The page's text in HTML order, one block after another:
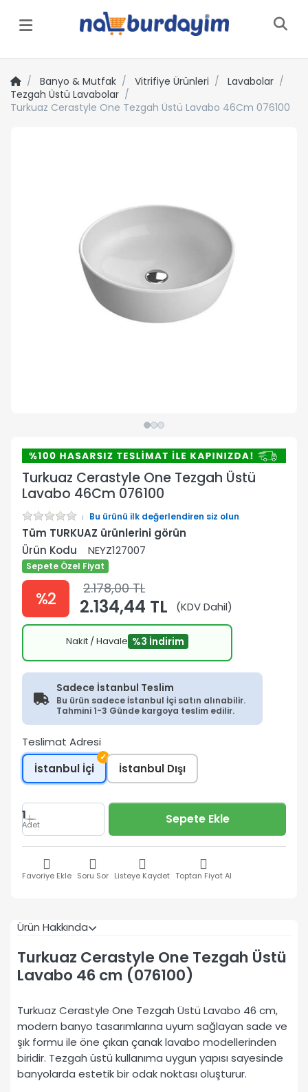
Menü
Banyo & Mutfak Vitrifiye Ürünleri
Lavabolar
Tezgah Üstü Lavabolar
Turkuaz Cerastyle One Tezgah Üstü Lavabo 46Cm 076100
Turkuaz Cerastyle One Tezgah Üstü
Lavabo 46Cm 076100
Bu ürünü ilk değerlendiren siz olun
Tüm TURKUAZ ürünlerini görün
Ürün Kodu
NEYZ127007
Sepete Özel Fiyat
%2 2.178,00 TL
2.134,44 TL (KDV Dahil)
Nakit / Havale %3 İndirim
Sadece İstanbul Teslim
Bu ürün sadece İstanbul İçi satın alınabilir.
Tahmini 1-3 Günde kargoya teslim edilir.
Teslimat Adresi
İstanbul İçi
✓
İstanbul Dışı
1
Adet Sepete Ekle
Favoriye Ekle Soru Sor Listeye Kaydet Toptan Fiyat Al
Ürün Hakkında
Turkuaz Cerastyle One Tezgah Üstü
Lavabo 46 cm (076100)
Turkuaz Cerastyle One Tezgah Üstü Lavabo 46 cm,
modern banyo tasarımlarına uyum sağlayan sade ve
şık formu ile öne çıkan çanak lavabo modellerinden
biridir. Tezgah üstü kullanıma uygun yapısı sayesinde
banyolarda estetik bir odak noktası oluşturur.